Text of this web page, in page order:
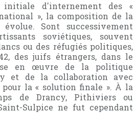
initiale d'internement des «
», la composition de la
Sont successivement
soviétiques, souvent
ou des réfugiés politiques,
des juifs étrangers, dans le
en œuvre de la politique
et de la collaboration avec
la « solution finale ». À la
de Drancy, Pithiviers ou
Sulpice ne fut cependant